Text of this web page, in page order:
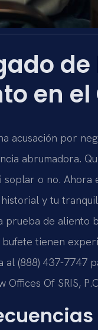
en
acusación por
abrumadora.
soplar o no.
y tu
prueba de aliento
tienen
al (888) 437-7747
Offices Of SRIS,